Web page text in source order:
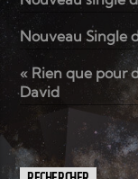
Nouveau Single
« Rien que pour
David